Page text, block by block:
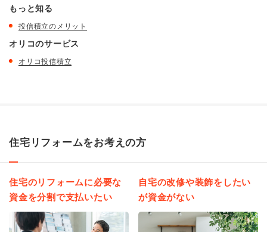
もっと知る
投信積立のメリット
オリコのサービス
オリコ投信積立
住宅リフォームをお考えの方
住宅のリフォームに必要な
資金を分割で支払いたい
自宅の改修や装飾をしたい
が資金がない